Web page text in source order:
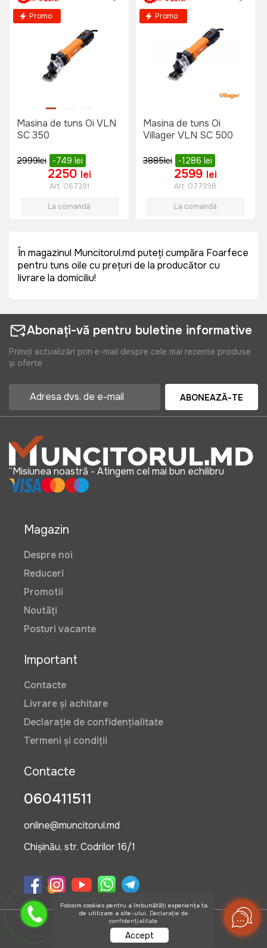
Promo
Masina de tuns Oi VLN
SC 350
2999lei -749 lei
2250 lei
Art: 067391
La comandă
Promo
Masina de tuns Oi
Villager VLN SC 500
3885lei -1286 lei
2599 lei
Art: 077398
La comandă
În magazinul Muncitorul.md puteți cumpăra Foarfece
pentru tuns oile cu prețuri de la producător cu
livrare la domiciliu!
Abonați-vă pentru buletine informative
Primiți actualizări prin e-mail despre cele mai recente produse
și oferte
ABONEAZĂ-TE
“Misiunea noastră - Atingem cel mai bun echilibru
Magazin
Despre noi
Reduceri
Promotii
Noutăți
Posturi vacante
Important
Contacte
Livrare și achitare
Declarație de confidențialitate
Termeni și condiții
Contacte
060411511
online@muncitorul.md
Chișinău, str. Codrilor 16/1
©2026 OlisGrup SRL
Folosim cookies pentru a îmbunătăți experiența ta
de utilizare a site-ului. Declarație de
confidențialitate
Accept